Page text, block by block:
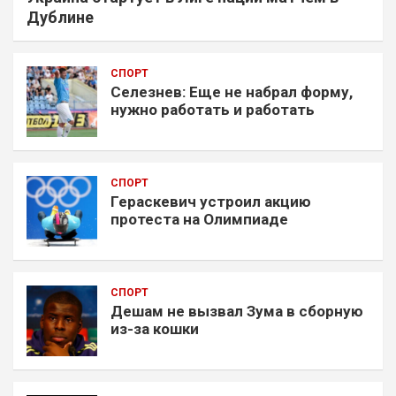
Дублине
СПОРТ
Селезнев: Еще не набрал форму,
нужно работать и работать
СПОРТ
Гераскевич устроил акцию
протеста на Олимпиаде
СПОРТ
Дешам не вызвал Зума в сборную
из-за кошки